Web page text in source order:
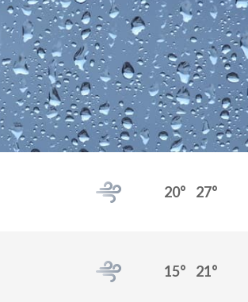
20° 27°
15° 21°